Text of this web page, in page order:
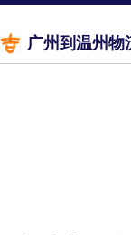
广州到温州物